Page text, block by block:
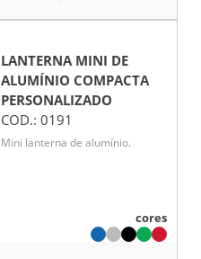
LANTERNA MINI DE
ALUMÍNIO COMPACTA
PERSONALIZADO
COD.: 0191
Mini lanterna de alumínio.
cores